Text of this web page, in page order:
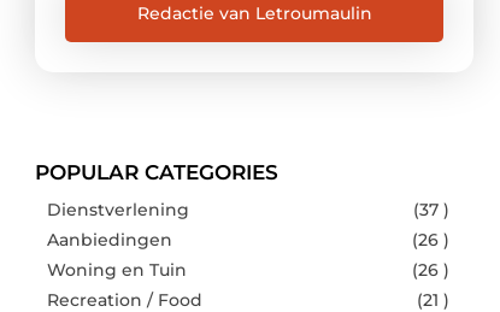
Redactie van Letroumaulin
POPULAR CATEGORIES
Dienstverlening
(37 )
Aanbiedingen
(26 )
Woning en Tuin
(26 )
Recreation / Food
(21 )